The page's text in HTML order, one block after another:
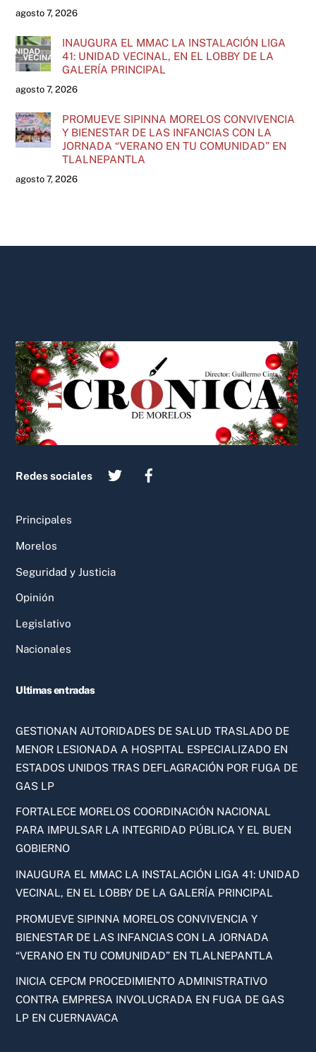
agosto 7, 2026
INAUGURA EL MMAC LA INSTALACIÓN LIGA
41: UNIDAD VECINAL, EN EL LOBBY DE LA
GALERÍA PRINCIPAL
agosto 7, 2026
PROMUEVE SIPINNA MORELOS CONVIVENCIA
Y BIENESTAR DE LAS INFANCIAS CON LA
JORNADA “VERANO EN TU COMUNIDAD” EN
TLALNEPANTLA
agosto 7, 2026
To
Top
Redes sociales
Principales
Morelos
Seguridad y Justicia
Opinión
Legislativo
Nacionales
Ultimas entradas
GESTIONAN AUTORIDADES DE SALUD TRASLADO DE
MENOR LESIONADA A HOSPITAL ESPECIALIZADO EN
ESTADOS UNIDOS TRAS DEFLAGRACIÓN POR FUGA DE
GAS LP
FORTALECE MORELOS COORDINACIÓN NACIONAL
PARA IMPULSAR LA INTEGRIDAD PÚBLICA Y EL BUEN
GOBIERNO
INAUGURA EL MMAC LA INSTALACIÓN LIGA 41: UNIDAD
VECINAL, EN EL LOBBY DE LA GALERÍA PRINCIPAL
PROMUEVE SIPINNA MORELOS CONVIVENCIA Y
BIENESTAR DE LAS INFANCIAS CON LA JORNADA
“VERANO EN TU COMUNIDAD” EN TLALNEPANTLA
INICIA CEPCM PROCEDIMIENTO ADMINISTRATIVO
CONTRA EMPRESA INVOLUCRADA EN FUGA DE GAS
LP EN CUERNAVACA